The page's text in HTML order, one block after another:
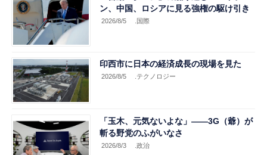
ン、中国、ロシアに見る強権の駆け引き
2026/8/5 .国際
印西市に日本の経済成長の現場を見た
2026/8/5 .テクノロジー
「玉木、元気ないよな」――3G（爺）が
斬る野党のふがいなさ
2026/8/3 .政治